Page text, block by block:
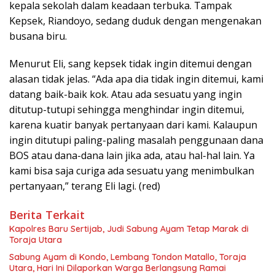
kepala sekolah dalam keadaan terbuka. Tampak
Kepsek, Riandoyo, sedang duduk dengan mengenakan
busana biru.
Menurut Eli, sang kepsek tidak ingin ditemui dengan
alasan tidak jelas. “Ada apa dia tidak ingin ditemui, kami
datang baik-baik kok. Atau ada sesuatu yang ingin
ditutup-tutupi sehingga menghindar ingin ditemui,
karena kuatir banyak pertanyaan dari kami. Kalaupun
ingin ditutupi paling-paling masalah penggunaan dana
BOS atau dana-dana lain jika ada, atau hal-hal lain. Ya
kami bisa saja curiga ada sesuatu yang menimbulkan
pertanyaan,” terang Eli lagi. (red)
Berita Terkait
Kapolres Baru Sertijab, Judi Sabung Ayam Tetap Marak di
Toraja Utara
Sabung Ayam di Kondo, Lembang Tondon Matallo, Toraja
Utara, Hari Ini Dilaporkan Warga Berlangsung Ramai